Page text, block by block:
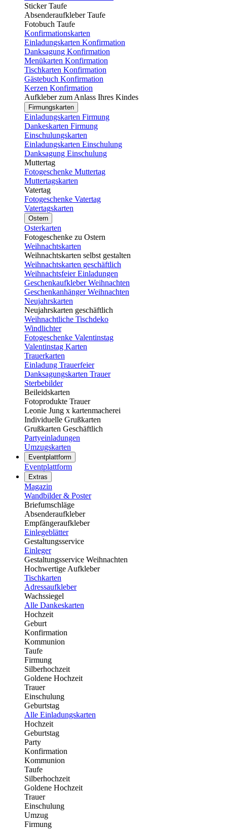
Sticker Taufe
Absenderaufkleber Taufe
Fotobuch Taufe
Konfirmationskarten
Einladungskarten Konfirmation
Danksagung Konfirmation
Menükarten Konfirmation
Tischkarten Konfirmation
Gästebuch Konfirmation
Kerzen Konfirmation
Aufkleber zum Anlass Ihres Kindes
Firmungskarten
Einladungskarten Firmung
Dankeskarten Firmung
Einschulungskarten
Einladungskarten Einschulung
Danksagung Einschulung
Muttertag
Fotogeschenke Muttertag
Muttertagskarten
Vatertag
Fotogeschenke Vatertag
Vatertagskarten
Ostern
Osterkarten
Fotogeschenke zu Ostern
Weihnachtskarten
Weihnachtskarten selbst gestalten
Weihnachtskarten geschäftlich
Weihnachtsfeier Einladungen
Geschenkaufkleber Weihnachten
Geschenkanhänger Weihnachten
Neujahrskarten
Neujahrskarten geschäftlich
Weihnachtliche Tischdeko
Windlichter
Fotogeschenke Valentinstag
Valentinstag Karten
Trauerkarten
Einladung Trauerfeier
Danksagungskarten Trauer
Sterbebilder
Beileidskarten
Fotoprodukte Trauer
Leonie Jung x kartenmacherei
Individuelle Grußkarten
Grußkarten Geschäftlich
Partyeinladungen
Umzugskarten
Eventplattform
Eventplattform
Extras
Magazin
Wandbilder & Poster
Briefumschläge
Absenderaufkleber
Empfängeraufkleber
Einlegeblätter
Gestaltungsservice
Einleger
Gestaltungsservice Weihnachten
Hochwertige Aufkleber
Tischkarten
Adressaufkleber
Wachssiegel
Alle Dankeskarten
Hochzeit
Geburt
Konfirmation
Kommunion
Taufe
Firmung
Silberhochzeit
Goldene Hochzeit
Trauer
Einschulung
Geburtstag
Alle Einladungskarten
Hochzeit
Geburtstag
Party
Konfirmation
Kommunion
Taufe
Silberhochzeit
Goldene Hochzeit
Trauer
Einschulung
Umzug
Firmung